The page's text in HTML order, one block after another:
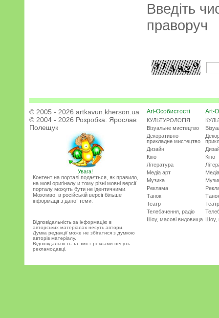
Введіть
праворуч
© 2005 - 2026 artkavun.kherson.ua
© 2004 - 2026 Розробка: Ярослав
Полещук
Увага!
Контент на порталі подається, як правило,
на мові оригіналу и тому різні мовні версії
порталу можуть бути не ідентичними.
Можливо, в російській версії більше
інформації з даної теми.
Відповідальність за інформацію в
авторських матеріалах несуть автори.
Думка редакції може не збігатися з думкою
авторів матеріалу.
Відповідальність за зміст реклами несуть
рекламодавці.
Art-Особистості
КУЛЬТУРОЛОГІЯ
Візуальне мистецтво
Декоративно-
прикладне мистецтво
Дизайн
Кіно
Література
Медіа арт
Музика
Реклама
Танок
Театр
Телебачення, радіо
Шоу, масові видовища
Art-
Кіно
Театр
Шоу,